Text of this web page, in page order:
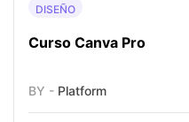
DISEÑO
Curso Canva Pro
BY - Platform